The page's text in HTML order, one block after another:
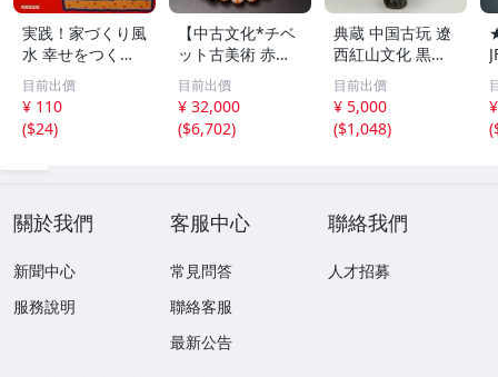
実践！家づくり風
水 幸せをつくる
家とインテリア/
浅野八郎(著者)
目前出價
¥ 110
($24)
【中古文化*チベ
ット古美術 赤縞
天眼瑪瑙丸珠 天
地天珠組み合わせ
ブレスレット 縞
瑪瑙 古玩 アンテ
目前出價
¥ 32,000
($6,702)
典蔵 中国古玩 遼
西紅山文化 黒曜
石 黒皮玉 太陽神
祈祷像 唐物 骨董
品 古美術 古玉 彫
刻 時代物 魔除け
目前出價
¥ 5,000
($1,048)
(
關於我們
新聞中心
服務說明
客服中心
常見問答
聯絡客服
最新公告
聯絡我們
人才招募